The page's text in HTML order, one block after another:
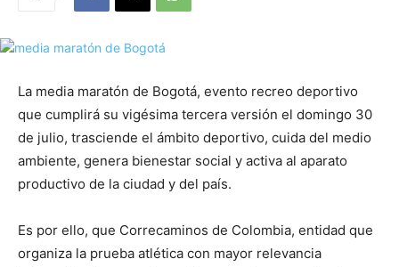
La media maratón de Bogotá, evento recreo deportivo
que cumplirá su vigésima tercera versión el domingo 30
de julio, trasciende el ámbito deportivo, cuida del medio
ambiente, genera bienestar social y activa al aparato
productivo de la ciudad y del país.
Es por ello, que Correcaminos de Colombia, entidad que
organiza la prueba atlética con mayor relevancia